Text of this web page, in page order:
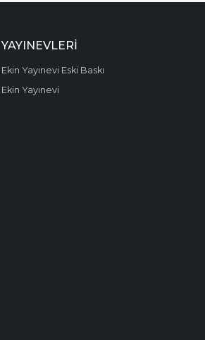
YAYINEVLERI
Ekin Yayınevi Eski Baskı
Ekin Yayınevi